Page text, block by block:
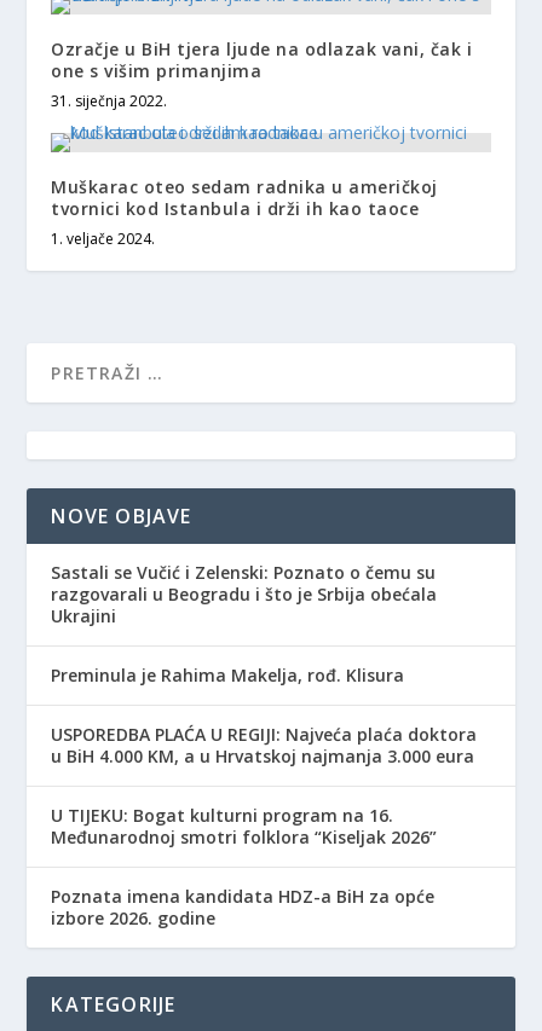
Ozračje u BiH tjera ljude na odlazak vani, čak i
one s višim primanjima
31. siječnja 2022.
Muškarac oteo sedam radnika u američkoj
tvornici kod Istanbula i drži ih kao taoce
1. veljače 2024.
NOVE OBJAVE
Sastali se Vučić i Zelenski: Poznato o čemu su
razgovarali u Beogradu i što je Srbija obećala
Ukrajini
Preminula je Rahima Makelja, rođ. Klisura
USPOREDBA PLAĆA U REGIJI: Najveća plaća doktora
u BiH 4.000 KM, a u Hrvatskoj najmanja 3.000 eura
​U TIJEKU: Bogat kulturni program na 16.
Međunarodnoj smotri folklora “Kiseljak 2026”
Poznata imena kandidata HDZ-a BiH za opće
izbore 2026. godine
KATEGORIJE